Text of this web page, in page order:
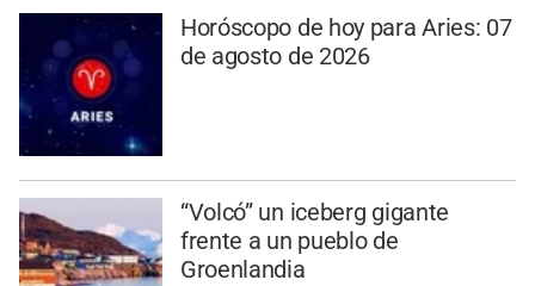
Horóscopo de hoy para Aries: 07
de agosto de 2026
“Volcó” un iceberg gigante
frente a un pueblo de
Groenlandia